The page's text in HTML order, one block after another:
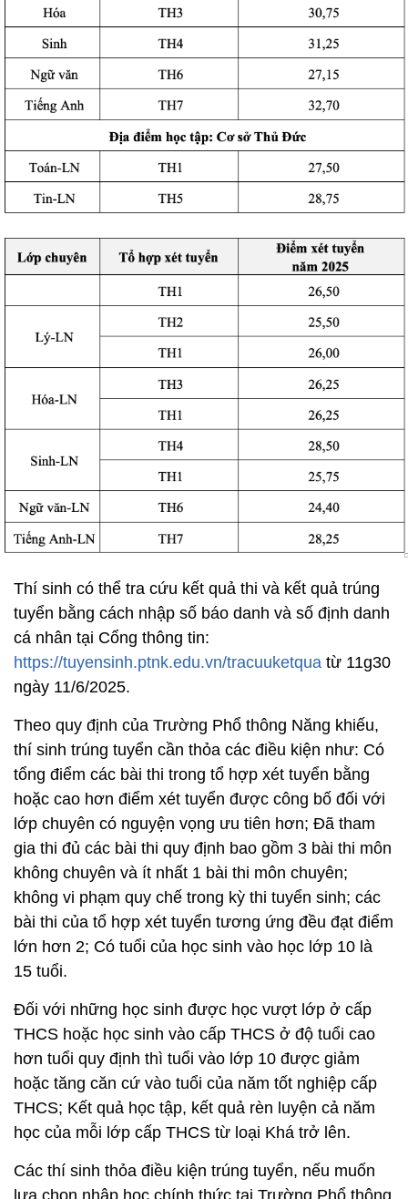
Thí sinh có thể tra cứu kết quả thi và kết quả trúng
tuyển bằng cách nhập số báo danh và số định danh
cá nhân tại Cổng thông tin:
https://tuyensinh.ptnk.edu.vn/tracuuketqua từ 11g30
ngày 11/6/2025.
Theo quy định của Trường Phổ thông Năng khiếu,
thí sinh trúng tuyển cần thỏa các điều kiện như: Có
tổng điểm các bài thi trong tổ hợp xét tuyển bằng
hoặc cao hơn điểm xét tuyển được công bố đối với
lớp chuyên có nguyện vọng ưu tiên hơn; Đã tham
gia thi đủ các bài thi quy định bao gồm 3 bài thi môn
không chuyên và ít nhất 1 bài thi môn chuyên;
không vi phạm quy chế trong kỳ thi tuyển sinh; các
bài thi của tổ hợp xét tuyển tương ứng đều đạt điểm
lớn hơn 2; Có tuổi của học sinh vào học lớp 10 là
15 tuổi.
Đối với những học sinh được học vượt lớp ở cấp
THCS hoặc học sinh vào cấp THCS ở độ tuổi cao
hơn tuổi quy định thì tuổi vào lớp 10 được giảm
hoặc tăng căn cứ vào tuổi của năm tốt nghiệp cấp
THCS; Kết quả học tập, kết quả rèn luyện cả năm
học của mỗi lớp cấp THCS từ loại Khá trở lên.
Các thí sinh thỏa điều kiện trúng tuyển, nếu muốn